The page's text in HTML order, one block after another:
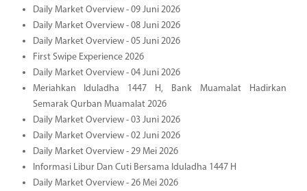
Daily Market Overview - 09 Juni 2026
Daily Market Overview - 08 Juni 2026
Daily Market Overview - 05 Juni 2026
First Swipe Experience 2026
Daily Market Overview - 04 Juni 2026
Meriahkan Iduladha 1447 H, Bank Muamalat Hadirkan
Semarak Qurban Muamalat 2026
Daily Market Overview - 03 Juni 2026
Daily Market Overview - 02 Juni 2026
Daily Market Overview - 29 Mei 2026
Informasi Libur Dan Cuti Bersama Iduladha 1447 H
Daily Market Overview - 26 Mei 2026